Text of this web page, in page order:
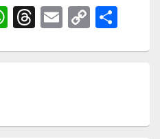
W
h
at
p
T
hr
e
s
E
m
ail
C
o
p
n
ar